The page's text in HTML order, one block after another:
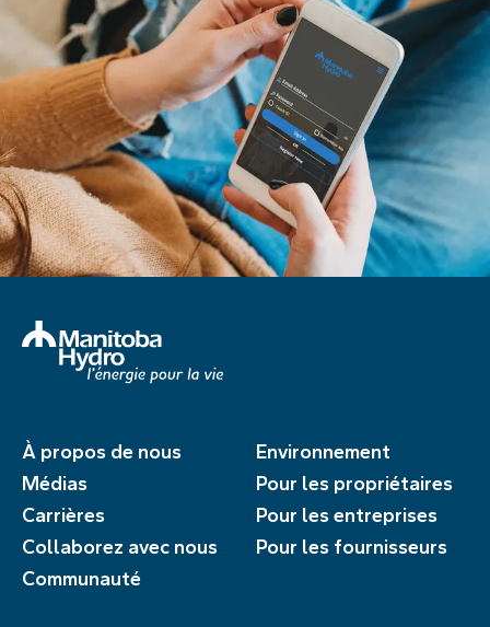
À propos de nous
Médias
Carrières
Collaborez avec nous
Communauté
Environnement
Pour les propriétaires
Pour les entreprises
Pour les fournisseurs